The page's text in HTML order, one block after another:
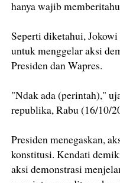
hanya wajib
Seperti diketahui,
untuk menggelar aksi
Presiden dan Wapres.
"Ndak ada (perintah),"
republika, Rabu (16/10/
Presiden menegaskan,
konstitusi. Kendati
aksi demonstrasi